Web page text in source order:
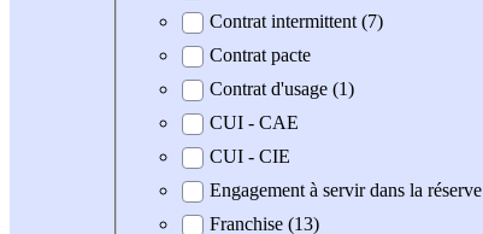
Contrat intermittent (7)
Contrat pacte
Contrat d'usage (1)
CUI - CAE
CUI - CIE
Engagement à servir dans la réserve
Franchise (13)